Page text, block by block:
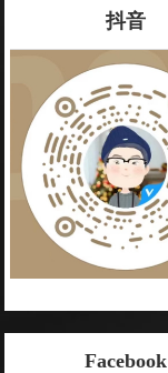
抖音
Facebook